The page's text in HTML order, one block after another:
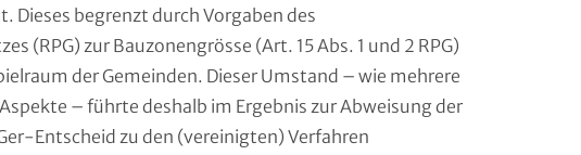
Dieses begrenzt durch Vorgaben des
(RPG) zur Bauzonengrösse (Art. 15 Abs. 1 und 2 RPG)
der Gemeinden. Dieser Umstand – wie mehrere
– führte deshalb im Ergebnis zur Abweisung der
Entscheid zu den (vereinigten) Verfahren